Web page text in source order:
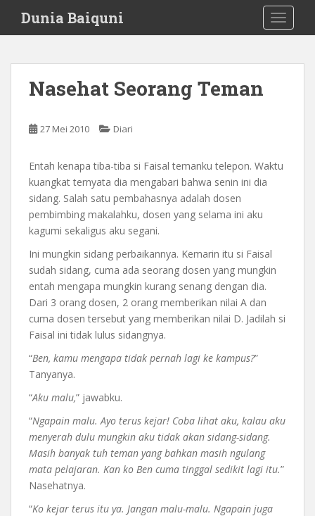
i
Dunia Baiquni
Nasehat Seorang Teman
27 Mei 2010 Diari
Entah kenapa tiba-tiba si Faisal temanku telepon. Waktu
kuangkat ternyata dia mengabari bahwa senin ini dia
sidang. Salah satu pembahasnya adalah dosen
pembimbing makalahku, dosen yang selama ini aku
kagumi sekaligus aku segani.
Ini mungkin sidang perbaikannya. Kemarin itu si Faisal
sudah sidang, cuma ada seorang dosen yang mungkin
entah mengapa mungkin kurang senang dengan dia.
Dari 3 orang dosen, 2 orang memberikan nilai A dan
cuma dosen tersebut yang memberikan nilai D. Jadilah si
Faisal ini tidak lulus sidangnya.
“Ben, kamu mengapa tidak pernah lagi ke kampus?”
Tanyanya.
“Aku malu,” jawabku.
“Ngapain malu. Ayo terus kejar! Coba lihat aku, kalau aku
menyerah dulu mungkin aku tidak akan sidang-sidang.
Masih banyak tuh teman yang bahkan masih ngulang
mata pelajaran. Kan ko Ben cuma tinggal sedikit lagi itu.”
Nasehatnya.
“Ko kejar terus itu ya. Jangan malu-malu. Ngapain juga